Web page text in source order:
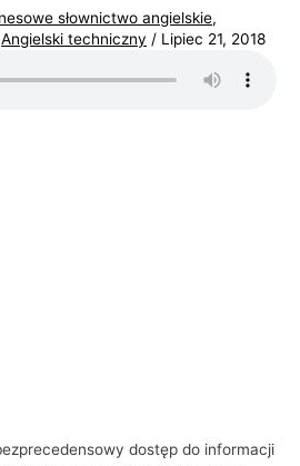
słownictwo angielskie,
Angielski techniczny / Lipiec 21, 2018
dostęp do informacji